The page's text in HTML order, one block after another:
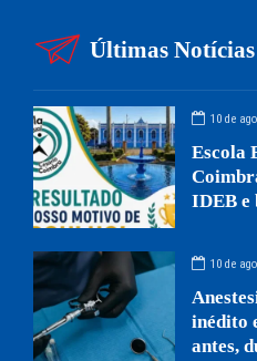
Últimas Notícias
10 de
Escola
IDEB e
10 de
inédito
antes,